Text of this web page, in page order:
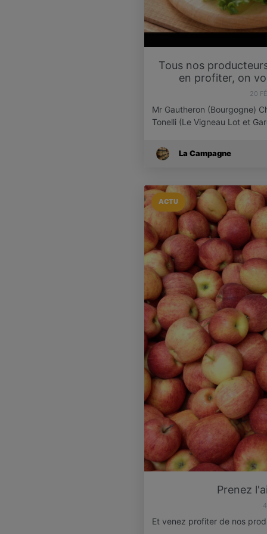
Tous nos
en profiter, on
20
Mr Gautheron (Bourgogne)
Tonelli (Le Vigneau Lot et
La Campagne
ACTU
Prenez
Et venez profiter de nos